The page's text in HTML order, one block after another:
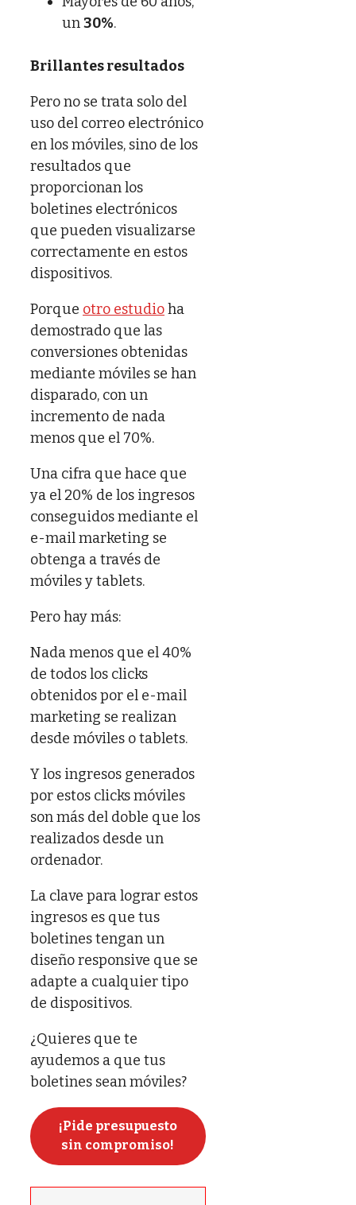
un30%.
Brillantes resultados
Pero no se trata solo del
uso del correo electrónico
en los móviles, sino de los
resultados que
proporcionan los
boletines electrónicos
que pueden visualizarse
correctamente en estos
dispositivos.
Porque otro estudioha
demostrado que las
conversiones obtenidas
mediante móviles se han
disparado, con un
incremento de nada
menos que el 70%.
Una cifra que hace que
ya el 20% de los ingresos
conseguidos mediante el
e-mail marketing se
obtenga a través de
móviles y tablets.
Pero hay más:
Nada menos que el 40%
de todos los clicks
obtenidos por el e-mail
marketing se realizan
desde móviles o tablets.
Y los ingresos generados
por estos clicks móviles
son más del doble que los
realizados desde un
ordenador.
La clave para lograr estos
ingresos es que tus
boletines tengan un
diseño responsive que se
adapte a cualquier tipo
de dispositivos.
¿Quieres que te
ayudemos a que tus
boletines sean móviles?
¡Pide presupuesto
sin compromiso!